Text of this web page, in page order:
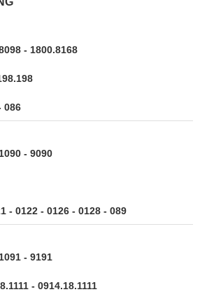
- 1800.8168
086
- 9090
- 0122 - 0126 - 0128 - 089
- 9191
- 0914.18.1111